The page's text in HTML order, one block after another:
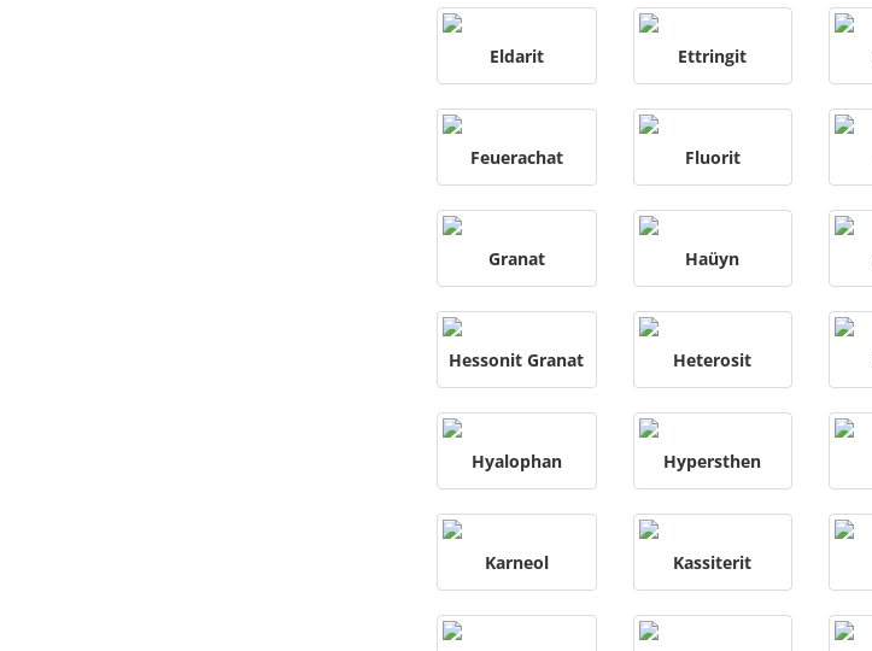
Eldarit Ettringit
Feuerachat Fluorit
Granat Haüyn
Hessonit Granat Heterosit
Hyalophan Hypersthen
Karneol Kassiterit